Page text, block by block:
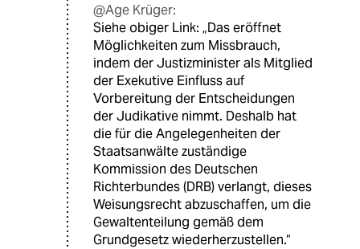
@Age Krüger:
Siehe obiger Link: „Das eröffnet
Möglichkeiten zum Missbrauch,
indem der Justizminister als Mitglied
der Exekutive Einfluss auf
Vorbereitung der Entscheidungen
der Judikative nimmt. Deshalb hat
die für die Angelegenheiten der
Staatsanwälte zuständige
Kommission des Deutschen
Richterbundes (DRB) verlangt, dieses
Weisungsrecht abzuschaffen, um die
Gewaltenteilung gemäß dem
Grundgesetz wiederherzustellen.“